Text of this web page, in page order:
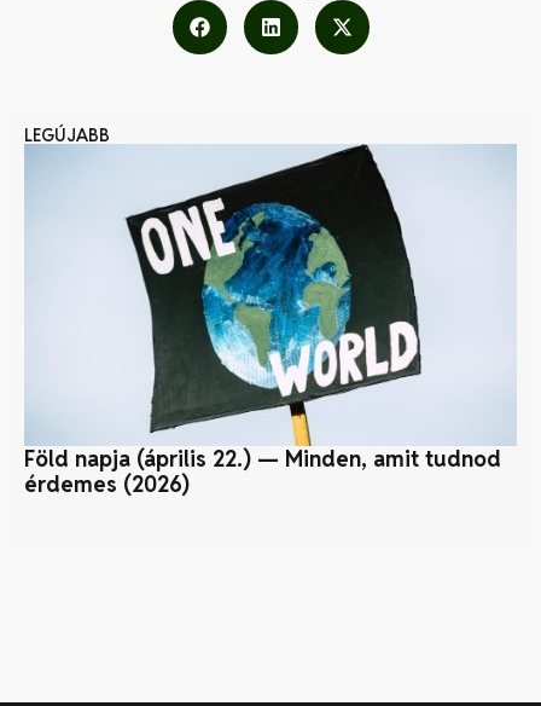
LEGÚJABB
Föld napja (április 22.) — Minden, amit tudnod
érdemes (2026)